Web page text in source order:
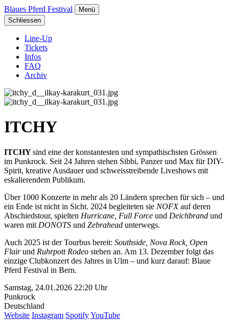
Blaues Pferd Festival
Menü
Schliessen
Line-Up
Tickets
Infos
FAQ
Archiv
ITCHY
ITCHYsind eine der konstantesten und sympathischsten Grössen
im Punkrock. Seit 24 Jahren stehen Sibbi, Panzer und Max für DIY-
Spirit, kreative Ausdauer und schweisstreibende Liveshows mit
eskalierendem Publikum.
Über 1000 Konzerte in mehr als 20 Ländern sprechen für sich – und
ein Ende ist nicht in Sicht. 2024 begleiteten sie NOFXauf deren
Abschiedstour, spielten Hurricane, Full Force und Deichbrand und
waren mit DONOTS und Zebrahead unterwegs.
Auch 2025 ist der Tourbus bereit: Southside, Nova Rock, Open
Flairund Ruhrpott Rodeo stehen an. Am 13. Dezember folgt das
einzige Clubkonzert des Jahres in Ulm – und kurz darauf: Blaue
Pferd Festival in Bern.
Samstag, 24.01.2026 22:20 Uhr
Punkrock
Deutschland
Website Instagram SpotifyYouTube